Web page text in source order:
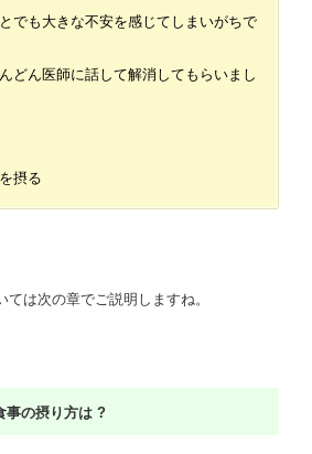
でも大きな不安を感じてしまいがちで
どん医師に話して解消してもらいまし
摂る
は次の章でご説明しますね。
事の摂り方は ?